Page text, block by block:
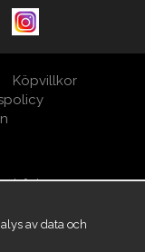
Köpvillkor
av data och